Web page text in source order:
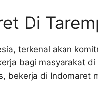
Di
terkenal akan
bagi masyarakat
bekerja di Indomaret